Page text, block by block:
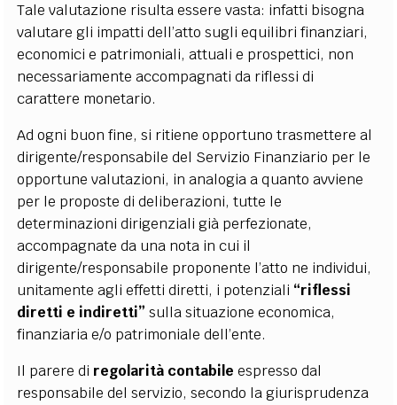
Tale valutazione risulta essere vasta: infatti bisogna
valutare gli impatti dell’atto sugli equilibri finanziari,
economici e patrimoniali, attuali e prospettici, non
necessariamente accompagnati da riflessi di
carattere monetario.
Ad ogni buon fine, si ritiene opportuno trasmettere al
dirigente/responsabile del Servizio Finanziario per le
opportune valutazioni, in analogia a quanto avviene
per le proposte di deliberazioni,tutte le
determinazioni dirigenziali già perfezionate,
accompagnate da una nota in cui il
dirigente/responsabile proponente l’atto ne individui,
unitamente agli effetti diretti, i potenziali “riflessi
diretti e indiretti” sulla situazione economica,
finanziaria e/o patrimoniale dell’ente.
Il parere di regolarità contabile espresso dal
responsabile del servizio, secondo la giurisprudenza